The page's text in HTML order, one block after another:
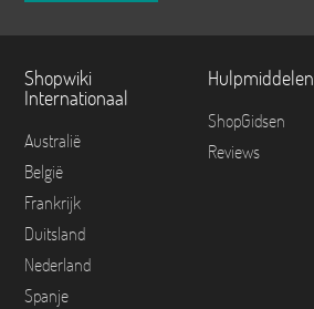
Shopwiki
Internationaal
Australië
België
Frankrijk
Duitsland
Nederland
Spanje
Hulpmiddelen
ShopGidsen
Reviews